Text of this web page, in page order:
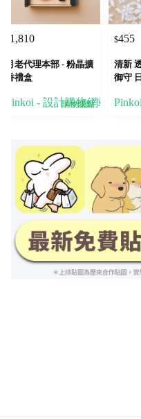
1,810
月老代理本部 - 粉晶擴
香禮盒
Pinkoi - 設計購物網站
購物賺點
$455
清新
御守